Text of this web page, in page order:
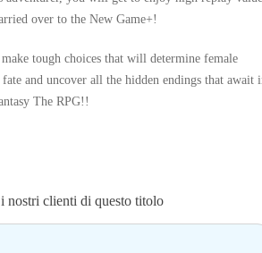
over to the New Game+!
tough choices that will determine female
and uncover all the hidden endings that await
The RPG!!
nostri clienti di questo titolo